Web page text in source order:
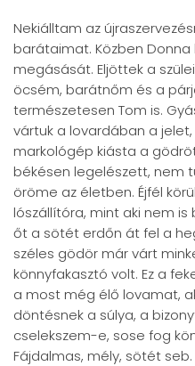
Nekiálltam az
barátaimat. Közben
megásását. Eljöttek a
öcsém, barátnőm és a
természetesen Tom is.
vártuk a lovardában a
markológép kiásta a
békésen legelészett, nem
öröme az életben. Éjfél
lószállítóra, mint aki nem
őt a sötét erdőn át fel a
széles gödör már várt
könnyfakasztó volt. Ez a
a most még élő lovamat,
döntésnek a súlya, a
cselekszem-e, sose fog
Fájdalmas, mély, sötét